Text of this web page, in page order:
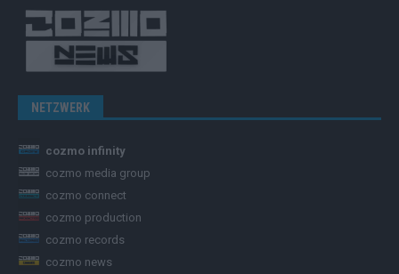
NETZWERK
cozmo infinity
cozmo media group
cozmo connect
cozmo production
cozmo records
cozmo news